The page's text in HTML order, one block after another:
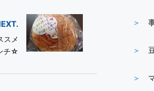
スメ
チ☆